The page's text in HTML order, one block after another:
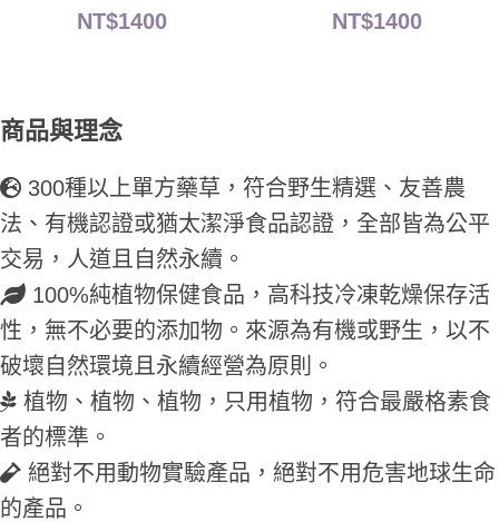
NT$1400 NT$1400
商品與理念
300種以上單方藥草，符合野生精選、友善農
法、有機認證或猶太潔淨食品認證，全部皆為公平
交易，人道且自然永續。
100%純植物保健食品，高科技冷凍乾燥保存活
性，無不必要的添加物。來源為有機或野生，以不
破壞自然環境且永續經營為原則。
植物、植物、植物，只用植物，符合最嚴格素食
者的標準。
絕對不用動物實驗產品，絕對不用危害地球生命
的產品。